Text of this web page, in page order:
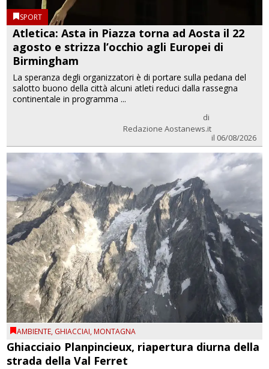
SPORT
Atletica: Asta in Piazza torna ad Aosta il 22
agosto e strizza l’occhio agli Europei di
Birmingham
di
Redazione Aostanews.it
il 06/08/2026
La speranza degli organizzatori è di portare sulla pedana del
salotto buono della città alcuni atleti reduci dalla rassegna
continentale in programma ...
AMBIENTE, GHIACCIAI, MONTAGNA
Ghiacciaio Planpincieux, riapertura diurna della
strada della Val Ferret